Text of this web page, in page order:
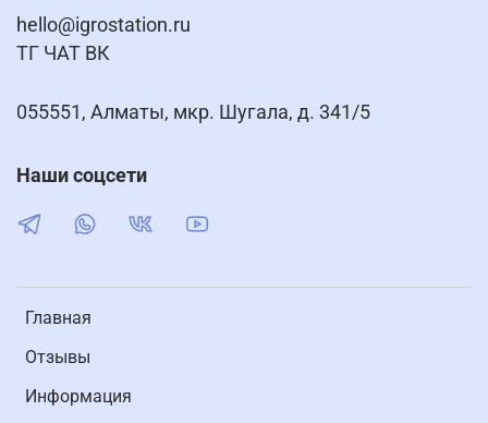
Главная
Отзывы
Информация
hello@igrostation.ru
ТГ ЧАТ ВК
055551, Алматы, мкр. Шугала, д. 341/5
Наши соцсети